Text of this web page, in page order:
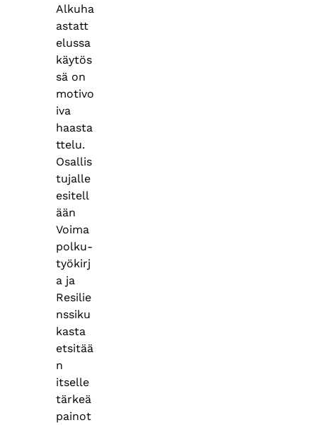
Alkuha
astatt
elussa
käytös
sä on
motivo
iva
haasta
ttelu.
Osallis
tujalle
esitell
ään
Voima
polku-
työkirj
a ja
Resilie
nssiku
kasta
etsitää
n
itselle
tärkeä
painot